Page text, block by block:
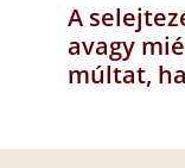
A
avagy
múltat,